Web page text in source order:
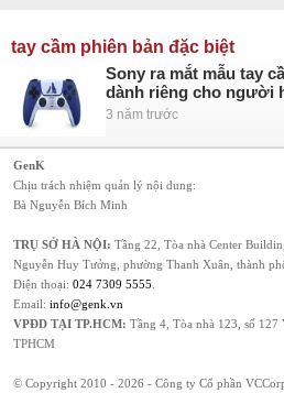
tay cầm phiên bản đặc biệt
Sony ra mắt mẫu tay
dành riêng cho người
3 năm trước
GenK
Chịu trách nhiệm quản lý nội dung:
Bà Nguyễn Bích Minh
TRỤ SỞ HÀ NỘI: Tầng 22, Tòa nhà Center
Nguyễn Huy Tưởng, phường Thanh Xuân, thành
Điện thoại: 024 7309 5555
Email: info@genk.vn
VPĐD TẠI TP.HCM: Tầng 4, Tòa nhà 123, số 127
TPHCM
© Copyright 2010 - 2026 - Công ty Cổ phần